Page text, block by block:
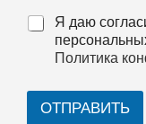
Я даю
Политика
ОТПРАВИТЬ